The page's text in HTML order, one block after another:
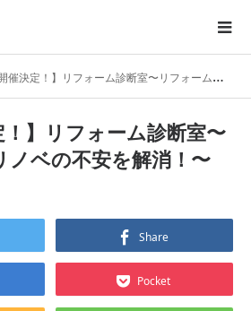
決定！】リフォーム診断室〜リフォーム・リノベの不安を解消！〜
！】リフォーム診断室〜
ノベの不安を解消！〜
Share
Pocket